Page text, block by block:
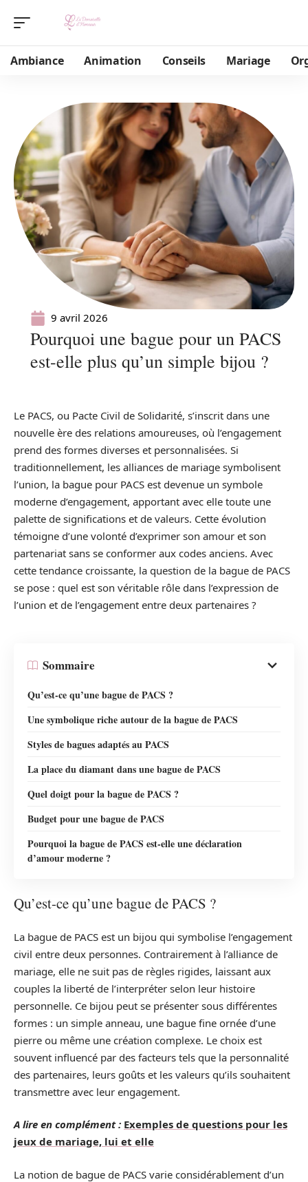
Ambiance Animation Conseils Mariage
9 avril 2026
Pourquoi une bague pour un PACS
est-elle plus qu’un simple bijou ?
Le PACS, ou Pacte Civil de Solidarité, s’inscrit dans une
nouvelle ère des relations amoureuses, où l’engagement
prend des formes diverses et personnalisées. Si
traditionnellement, les alliances de mariage symbolisent
l’union, la bague pour PACS est devenue un symbole
moderne d’engagement, apportant avec elle toute une
palette de significations et de valeurs. Cette évolution
témoigne d’une volonté d’exprimer son amour et son
partenariat sans se conformer aux codes anciens. Avec
cette tendance croissante, la question de la bague de PACS
se pose : quel est son véritable rôle dans l’expression de
l’union et de l’engagement entre deux partenaires ?
Sommaire
Qu’est-ce qu’une bague de PACS ?
Une symbolique riche autour de la bague de PACS
Styles de bagues adaptés au PACS
La place du diamant dans une bague de PACS
Quel doigt pour la bague de PACS ?
Budget pour une bague de PACS
Pourquoi la bague de PACS est-elle une déclaration
d’amour moderne ?
Qu’est-ce qu’une bague de PACS ?
La bague de PACS est un bijou qui symbolise l’engagement
civil entre deux personnes. Contrairement à l’alliance de
mariage, elle ne suit pas de règles rigides, laissant aux
couples la liberté de l’interpréter selon leur histoire
personnelle. Ce bijou peut se présenter sous différentes
formes : un simple anneau, une bague fine ornée d’une
pierre ou même une création complexe. Le choix est
souvent influencé par des facteurs tels que la personnalité
des partenaires, leurs goûts et les valeurs qu’ils souhaitent
transmettre avec leur engagement.
A lire en complément : Exemples de questions pour les
jeux de mariage, lui et elle
La notion de bague de PACS varie considérablement d’un